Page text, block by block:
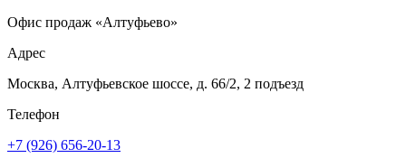
Офис продаж «Алтуфьево»
Адрес
Москва, Алтуфьевское шоссе, д. 66/2, 2 подъезд
Телефон
+7 (926) 656-20-13